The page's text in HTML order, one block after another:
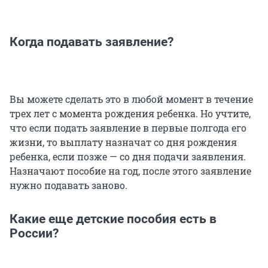
Когда подавать заявление?
Вы можете сделать это в любой момент в течение
трех лет с момента рождения ребенка. Но учтите,
что если подать заявление в первые полгода его
жизни, то выплату назначат со дня рождения
ребенка, если позже — со дня подачи заявления.
Назначают пособие на год, после этого заявление
нужно подавать заново.
Какие еще детские пособия есть в
России?